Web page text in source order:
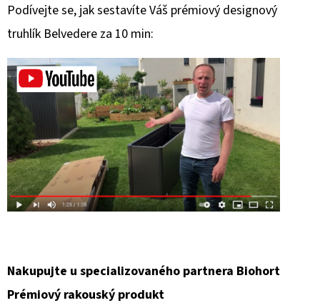
Podívejte se, jak sestavíte Váš prémiový designový
truhlík Belvedere za 10 min:
Nakupujte u specializovaného partnera Biohort
Prémiový rakouský produkt